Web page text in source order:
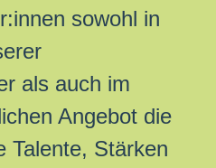
sowohl in
als auch im
Angebot die
Talente, Stärken